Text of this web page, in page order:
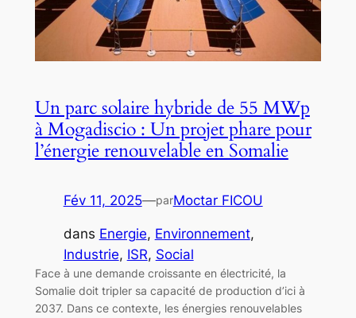
Un parc solaire hybride de 55 MWp
à Mogadiscio : Un projet phare pour
l’énergie renouvelable en Somalie
Fév 11, 2025—parMoctar FICOU
dans Energie, Environnement
Industrie, ISR, Social
Face à une demande croissante en électricité, la
Somalie doit tripler sa capacité de production d’ici à
2037. Dans ce contexte, les énergies renouvelables